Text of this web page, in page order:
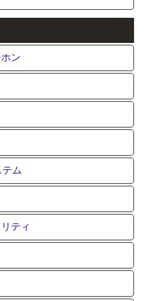
ン
テム
ティ